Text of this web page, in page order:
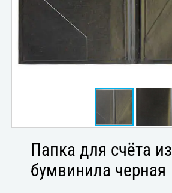
Папка для счёта из
бумвинила черная